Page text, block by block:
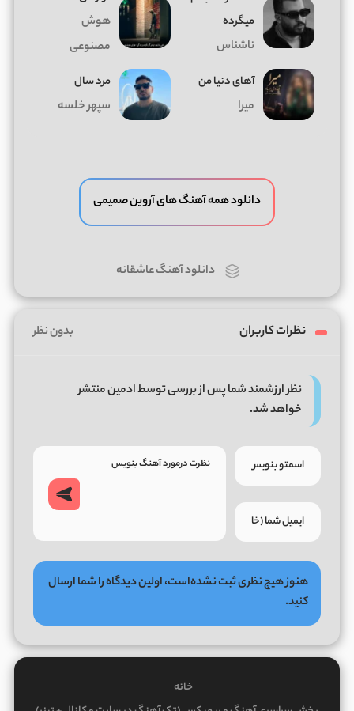
میگرده
ناشناس
هوش
مصنوعی
آهای دنیا من
میرا
مرد سال
سپهر خلسه
دانلود همه آهنگ های آروین صمیمی
دانلود آهنگ عاشقانه
نظرات کاربران بدون نظر
نظر ارزشمند شما پس از بررسی توسط ادمین منتشر
خواهد شد.
هنوز هیچ نظری ثبت نشده‌است، اولین دیدگاه را شما ارسال
کنید.
خانه